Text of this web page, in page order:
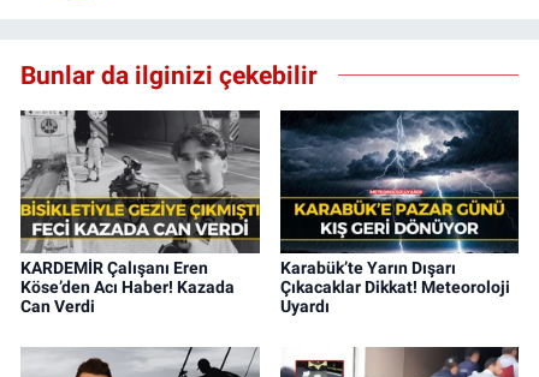
Bunlar da ilginizi çekebilir
KARDEMİR Çalışanı Eren
Köse’den Acı Haber! Kazada
Can Verdi
Karabük’te Yarın Dışarı
Çıkacaklar Dikkat! Meteoroloji
Uyardı